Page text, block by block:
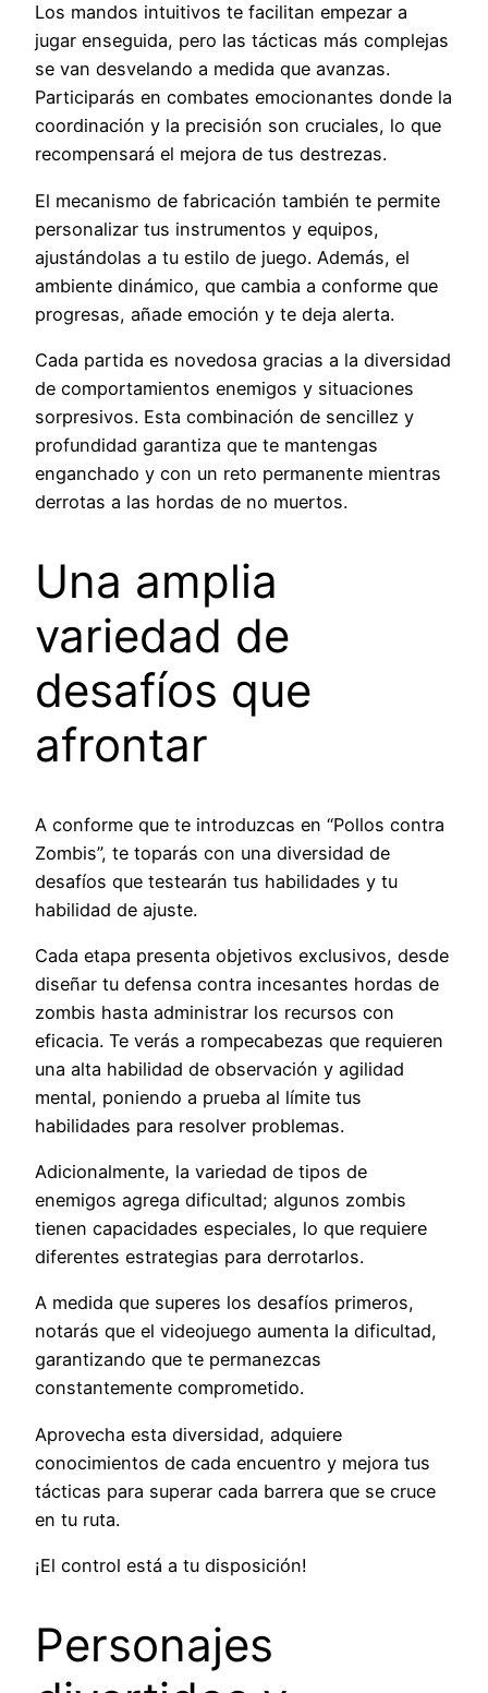
Los mandos intuitivos te facilitan empezar a
jugar enseguida, pero las tácticas más complejas
se van desvelando a medida que avanzas.
Participarás en combates emocionantes donde la
coordinación y la precisión son cruciales, lo que
recompensará el mejora de tus destrezas.
El mecanismo de fabricación también te permite
personalizar tus instrumentos y equipos,
ajustándolas a tu estilo de juego. Además, el
ambiente dinámico, que cambia a conforme que
progresas, añade emoción y te deja alerta.
Cada partida es novedosa gracias a la diversidad
de comportamientos enemigos y situaciones
sorpresivos. Esta combinación de sencillez y
profundidad garantiza que te mantengas
enganchado y con un reto permanente mientras
derrotas a las hordas de no muertos.
Una amplia
variedad de
desafíos que
afrontar
A conforme que te introduzcas en “Pollos contra
Zombis”, te toparás con una diversidad de
desafíos que testearán tus habilidades y tu
habilidad de ajuste.
Cada etapa presenta objetivos exclusivos, desde
diseñar tu defensa contra incesantes hordas de
zombis hasta administrar los recursos con
eficacia. Te verás a rompecabezas que requieren
una alta habilidad de observación y agilidad
mental, poniendo a prueba al límite tus
habilidades para resolver problemas.
Adicionalmente, la variedad de tipos de
enemigos agrega dificultad; algunos zombis
tienen capacidades especiales, lo que requiere
diferentes estrategias para derrotarlos.
A medida que superes los desafíos primeros,
notarás que el videojuego aumenta la dificultad,
garantizando que te permanezcas
constantemente comprometido.
Aprovecha esta diversidad, adquiere
conocimientos de cada encuentro y mejora tus
tácticas para superar cada barrera que se cruce
en tu ruta.
¡El control está a tu disposición!
Personajes